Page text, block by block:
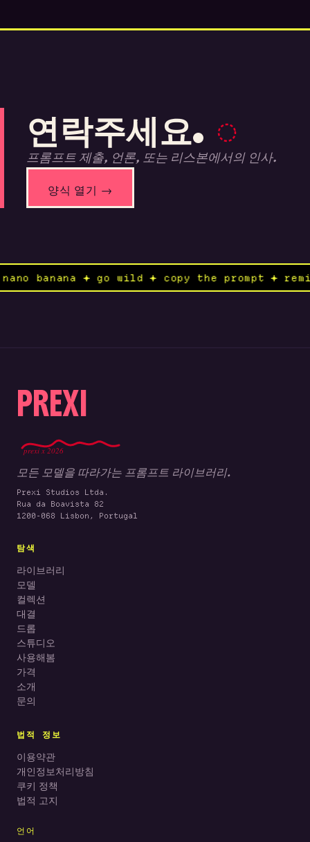
연락주세요.
프롬프트 제출, 언론, 또는 리스본에서의 인사.
양식 열기 →
nano banana ✦ go wild ✦ copy the
PREXI
prexi x 2026
모든 모델을 따라가는 프롬프트 라이브러리.
Prexi Studios Ltda.
Rua da Boavista 82
1200-068 Lisbon, Portugal
탐색
라이브러리
모델
컬렉션
대결
드롭
스튜디오
사용해봄
가격
소개
문의
법적 정보
이용약관
개인정보처리방침
쿠키 정책
법적 고지
언어